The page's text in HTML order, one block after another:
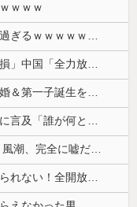
ｗｗｗ
【画像】ケニアのスイカ、あまりにも薄過ぎるｗｗｗｗｗｗｗｗｗｗｗｗｗ
中国「大豪雨！」三峡ダム「基礎部分破損」中国「全力放流！」台風13号「中国上陸予測」台風15号「中国接近（画像」中国「台風同時上陸！（穀物生産が...
【祝】小坪慎也市議と添田詩織市議、結婚＆第一子誕生を発表 → ｗｗｗｗｗｗｗｗｗｗｗｗ
【悲報】八村塁、人種差別的な誹謗中傷に言及「誰が何と言おうと僕は日本人」
【恐怖】 家族葬・一日葬なら安いという風潮、完全に嘘だった・・・・
中国政府「台風１３号に三峡ダムが耐えられない！全開放流しろ！」⇒ 下流域の街が壊滅状態ｗｗｗｗｗ